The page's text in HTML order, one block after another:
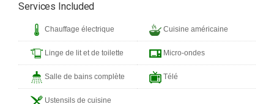
Services Included
Chauffage électrique Cuisine américaine
Linge de lit et de toilette Micro-ondes
Salle de bains complète Télé
Ustensils de cuisine